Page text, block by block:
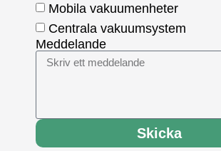
Mobila vakuumenheter
Centrala vakuumsystem
Meddelande
Skicka